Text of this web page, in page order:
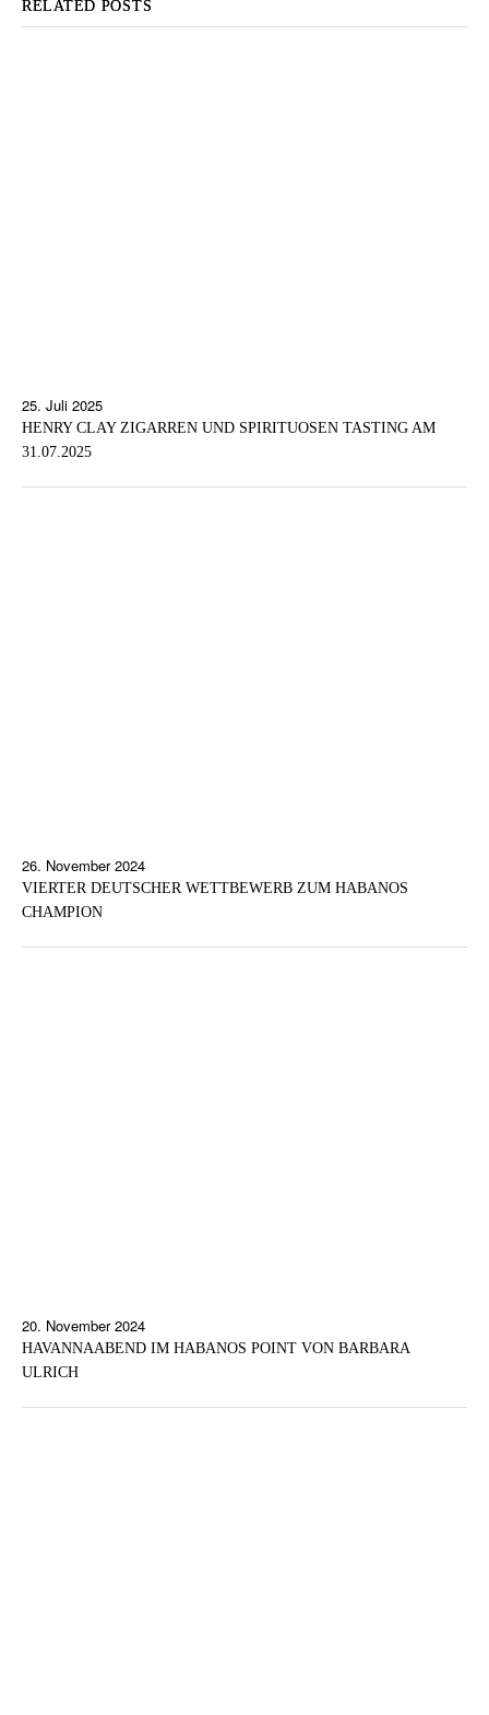
RELATED POSTS
25. Juli 2025
HENRY CLAY ZIGARREN UND SPIRITUOSEN TASTING AM
31.07.2025
26. November 2024
VIERTER DEUTSCHER WETTBEWERB ZUM HABANOS
CHAMPION
20. November 2024
HAVANNAABEND IM HABANOS POINT VON BARBARA
ULRICH